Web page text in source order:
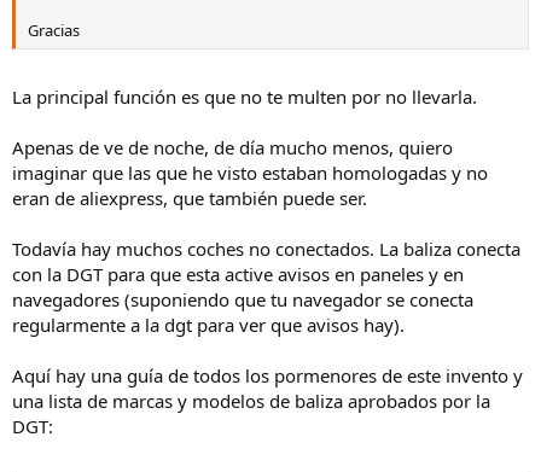
Gracias
La principal función es que no te multen por no llevarla.
Apenas de ve de noche, de día mucho menos, quiero
imaginar que las que he visto estaban homologadas y no
eran de aliexpress, que también puede ser.
Todavía hay muchos coches no conectados. La baliza conecta
con la DGT para que esta active avisos en paneles y en
navegadores (suponiendo que tu navegador se conecta
regularmente a la dgt para ver que avisos hay).
Aquí hay una guía de todos los pormenores de este invento y
una lista de marcas y modelos de baliza aprobados por la
DGT: